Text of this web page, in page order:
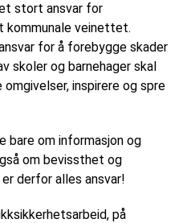
stort ansvar for
kommunale veinettet.
for å forebygge skader
skoler og barnehager skal
inspirere og spre
bare om informasjon og
om bevissthet og
derfor alles ansvar!
på